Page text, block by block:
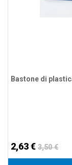
Bastone di
2,63 € 3,50 €